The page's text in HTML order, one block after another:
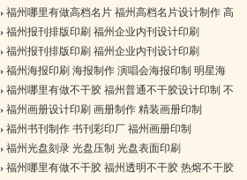
福州哪里有做高档名片 福州高档名片设计制作 高
福州报刊排版印刷 福州企业内刊设计印刷
福州报刊排版印刷 福州企业内刊设计印刷
福州海报印刷 海报制作 演唱会海报印制 明星海
福州哪里有做不干胶 福州普通不干胶设计印制 不
福州画册设计印刷 画册制作 精装画册印制
福州书刊制作 书刊彩印厂 福州画册印制
福州光盘刻录 光盘压制 光盘表面印刷
福州哪里有做不干胶 福州透明不干胶 热熔不干胶